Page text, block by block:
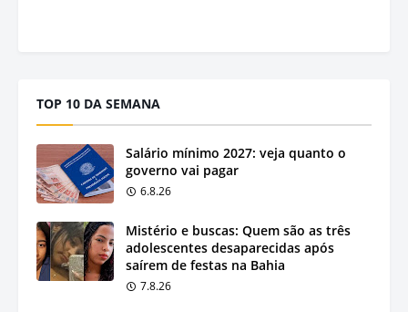
TOP 10 DA SEMANA
Salário mínimo 2027: veja quanto o
governo vai pagar
6.8.26
Mistério e buscas: Quem são as três
adolescentes desaparecidas após
saírem de festas na Bahia
7.8.26